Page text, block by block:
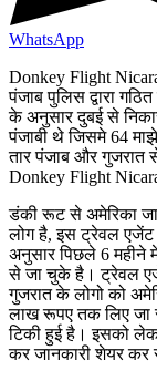
WhatsApp
Donkey Flight
पंजाब पुलिस द्वारा
के अनुसार दुबई से
पंजाबी थे जिसमे 64
तार पंजाब और
Donkey Flight
डंकी रूट से अमेरिका
लोग है, इस ट्रेवल एजेंट
अनुसार पिछले 6 महीने
से जा चुके है। ट्रेवल
गुजरात के लोगो को
लाख रूपए तक लिए
टिकी हुई है। इसको
कर जानकारी शेयर कर